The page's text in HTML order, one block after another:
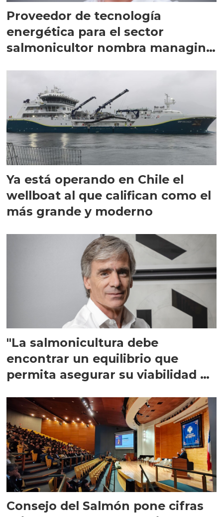
Proveedor de tecnología
energética para el sector
salmonicultor nombra managing
Ya está operando en Chile el
wellboat al que califican como el
más grande y moderno
"La salmonicultura debe
encontrar un equilibrio que
permita asegurar su viabilidad de
Consejo del Salmón pone cifras